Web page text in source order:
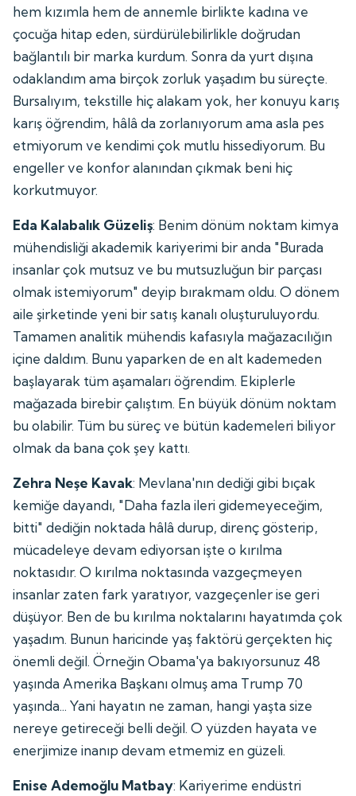
hem kızımla hem de annemle birlikte kadına ve
çocuğa hitap eden, sürdürülebilirlikle doğrudan
bağlantılı bir marka kurdum. Sonra da yurt dışına
odaklandım ama birçok zorluk yaşadım bu süreçte.
Bursalıyım, tekstille hiç alakam yok, her konuyu karış
karış öğrendim, hâlâ da zorlanıyorum ama asla pes
etmiyorum ve kendimi çok mutlu hissediyorum. Bu
engeller ve konfor alanından çıkmak beni hiç
korkutmuyor.
Eda Kalabalık Güzeliş: Benim dönüm noktam kimya
mühendisliği akademik kariyerimi bir anda "Burada
insanlar çok mutsuz ve bu mutsuzluğun bir parçası
olmak istemiyorum" deyip bırakmam oldu. O dönem
aile şirketinde yeni bir satış kanalı oluşturuluyordu.
Tamamen analitik mühendis kafasıyla mağazacılığın
içine daldım. Bunu yaparken de en alt kademeden
başlayarak tüm aşamaları öğrendim. Ekiplerle
mağazada birebir çalıştım. En büyük dönüm noktam
bu olabilir. Tüm bu süreç ve bütün kademeleri biliyor
olmak da bana çok şey kattı.
Zehra Neşe Kavak: Mevlana'nın dediği gibi bıçak
kemiğe dayandı, "Daha fazla ileri gidemeyeceğim,
bitti" dediğin noktada hâlâ durup, direnç gösterip,
mücadeleye devam ediyorsan işte o kırılma
noktasıdır. O kırılma noktasında vazgeçmeyen
insanlar zaten fark yaratıyor, vazgeçenler ise geri
düşüyor. Ben de bu kırılma noktalarını hayatımda çok
yaşadım. Bunun haricinde yaş faktörü gerçekten hiç
önemli değil. Örneğin Obama'ya bakıyorsunuz 48
yaşında Amerika Başkanı olmuş ama Trump 70
yaşında... Yani hayatın ne zaman, hangi yaşta size
nereye getireceği belli değil. O yüzden hayata ve
enerjimize inanıp devam etmemiz en güzeli.
Enise Ademoğlu Matbay: Kariyerime endüstri